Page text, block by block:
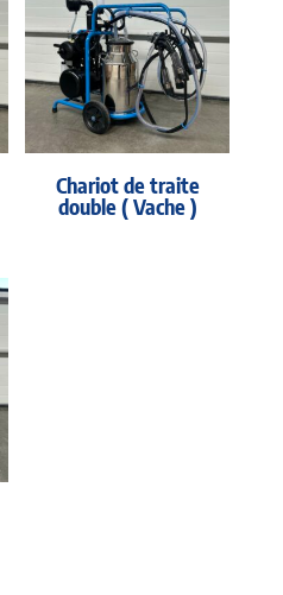
Chariot de traite
double ( Vache )